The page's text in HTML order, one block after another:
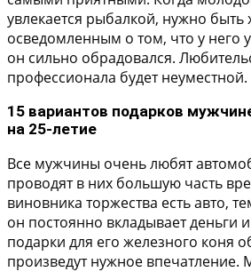
увлекается рыбалкой, нужно
осведомленным о том, что у него
он сильно обрадовался.
профессионала будет неуместной.
15 вариантов подарков
на 25-летие
Все мужчины очень любят
проводят в них большую часть
виновника торжества есть авто,
он постоянно вкладывает деньги
подарки для его железного коня
произведут нужное впечатление.